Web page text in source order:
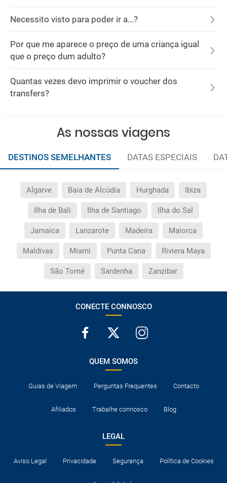
Necessito visto para poder ir a...?
Por que me aparece o preço de uma criança igual
que o preço dum adulto?
Quantas vezes devo imprimir o voucher dos
transfers?
As nossas viagens
DESTINOS SEMELHANTES DATAS ESPECIAIS
Algarve Baía de Alcúdia Hurghada Ibiza
Ilha de Bali Ilha de Santiago Ilha do Sal
Jamaica Lanzarote Madeira Maiorca
Maldivas Miami Punta Cana Riviera Maya
São Tomé Sardenha Zanzibar
CONECTE CONNOSCO
QUEM SOMOS
Guias de Viagem Perguntas Frequentes Contacto
Afiliados Trabalhe connosco Blog
LEGAL
Aviso Legal Privacidade Segurança Política de Cookies